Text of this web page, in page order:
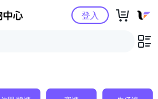
Yahoo購物中心登入